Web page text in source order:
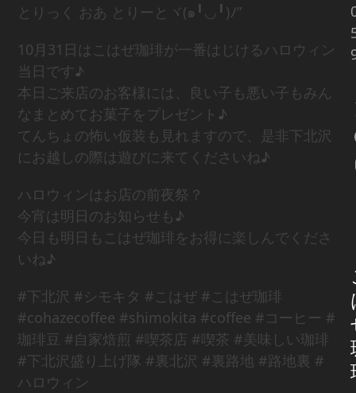
とりっく おあ とりーとヾ(๑╹◡╹)ﾉ”
10月31日はこはぜ珈琲が一番はじけるハロウィン
当日です♪
本日ご来店のお客様には、良い子も悪い子もみん
なまとめてお菓子をプレゼント♪
てんちょの怖い仮装も見れますので、是非下北沢
にお越しの際は遊びに来てくださいね♪
ハロウィンはお店の前夜祭？
今宵は明日のお知らせも♪
今日も明日もこはぜ珈琲をお得に楽しんでくださ
いね♪
#下北沢 #シモキタ #こはぜ #こはぜ珈琲
#cohazecoffee #shimokita #coffee #コーヒー #
珈琲豆 #自家焙煎 #喫茶店 #喫茶 #美味しい珈琲
#下北沢盛り上げ隊 #裏北沢 #裏路地 #路地裏 #
ハロウィン